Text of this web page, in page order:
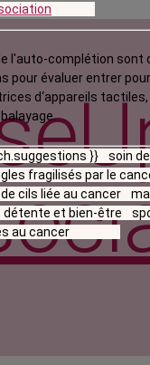
l'auto-complétion sont
pour évaluer entrer
d‘appareils
}} soin
fragilisés par le
cils liée au cancer
détente et bien-être
au cancer